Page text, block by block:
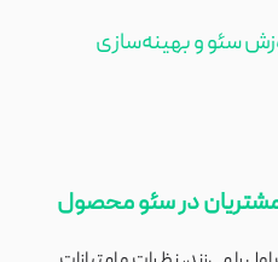
سئو و بهینه‌سازی
در سئو محصول